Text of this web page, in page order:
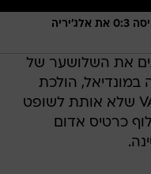
צפו בשלושער של ליאו מסי: ארגנטינה הביסה 0:3 את אלג'יריה
את השלושער של
במונדיאל, הולכת
וגוברת הביקורת על צוות ה-VAR שלא אותת לשופט
כרטיס אדום